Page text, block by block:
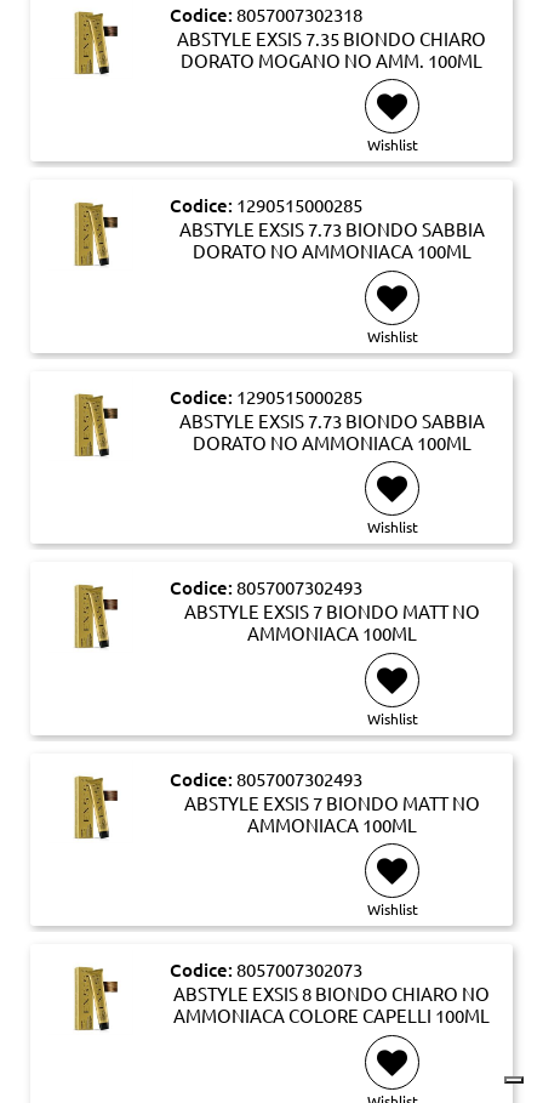
Codice: 8057007302318
ABSTYLE EXSIS 7.35 BIONDO CHIARO
DORATO MOGANO NO AMM. 100ML
Wishlist
Codice: 1290515000285
ABSTYLE EXSIS 7.73 BIONDO SABBIA
DORATO NO AMMONIACA 100ML
Wishlist
Codice: 1290515000285
ABSTYLE EXSIS 7.73 BIONDO SABBIA
DORATO NO AMMONIACA 100ML
Wishlist
Codice: 8057007302493
ABSTYLE EXSIS 7 BIONDO MATT NO
AMMONIACA 100ML
Wishlist
Codice: 8057007302493
ABSTYLE EXSIS 7 BIONDO MATT NO
AMMONIACA 100ML
Wishlist
Codice: 8057007302073
ABSTYLE EXSIS 8 BIONDO CHIARO NO
AMMONIACA COLORE CAPELLI 100ML